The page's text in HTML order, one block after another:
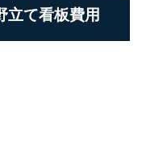
て看板費用